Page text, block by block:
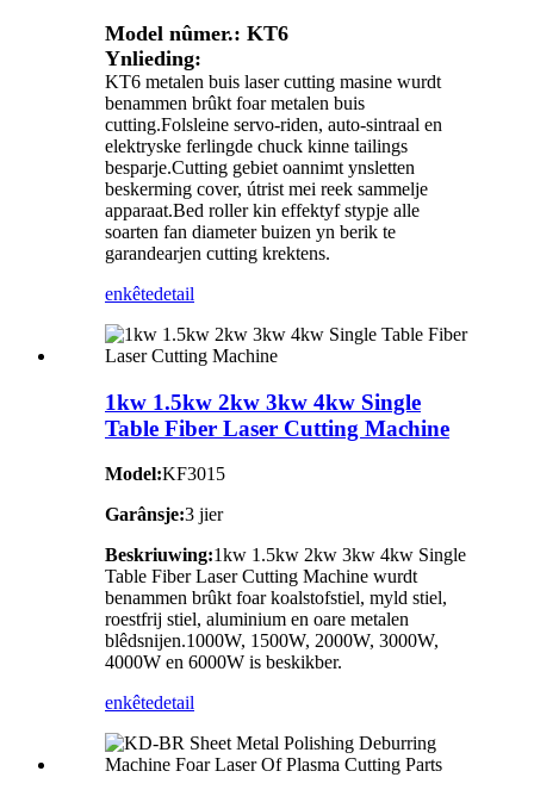
Model nûmer.: KT6
Ynlieding:
KT6 metalen buis laser cutting masine wurdt
benammen brûkt foar metalen buis
cutting.Folsleine servo-riden, auto-sintraal en
elektryske ferlingde chuck kinne tailings
besparje.Cutting gebiet oannimt ynsletten
beskerming cover, útrist mei reek sammelje
apparaat.Bed roller kin effektyf stypje alle
soarten fan diameter buizen yn berik te
garandearjen cutting krektens.
enkêtedetail
1kw 1.5kw 2kw 3kw 4kw Single
Table Fiber Laser Cutting Machine
Model:KF3015
Garânsje:3 jier
Beskriuwing:1kw 1.5kw 2kw 3kw 4kw Single
Table Fiber Laser Cutting Machine wurdt
benammen brûkt foar koalstofstiel, myld stiel,
roestfrij stiel, aluminium en oare metalen
blêdsnijen.1000W, 1500W, 2000W, 3000W,
4000W en 6000W is beskikber.
enkêtedetail